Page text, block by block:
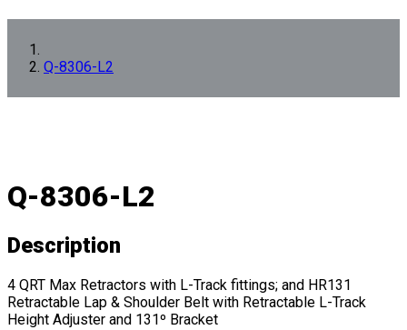
Q-8306-L2
Q-8306-L2
Description
4 QRT Max Retractors with L-Track fittings; and HR131
Retractable Lap & Shoulder Belt with Retractable L-Track
Height Adjuster and 131º Bracket